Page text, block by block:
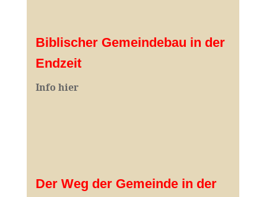
Biblischer Gemeindebau in der
Endzeit
Info hier
Der Weg der Gemeinde in der